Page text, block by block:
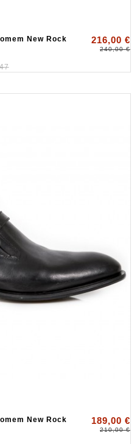
New Rock
216,00 €
240,00 €
New Rock
189,00 €
210,00 €